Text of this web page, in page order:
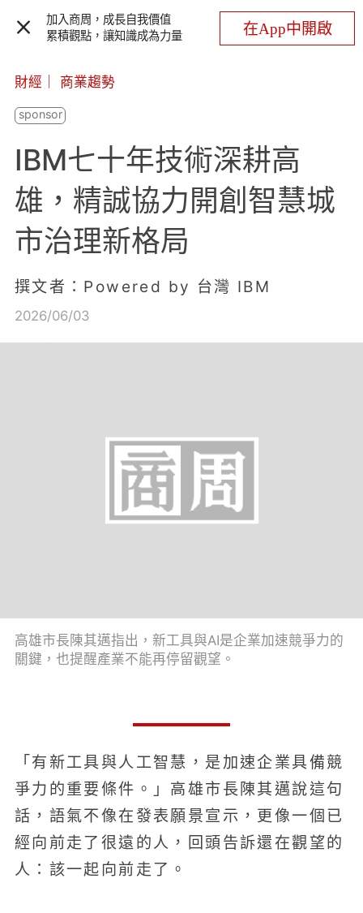
加入商周，成長自我價值
累積觀點，讓知識成為力量
在App中開啟
財經 商業趨勢
IBM七十年技術深耕高
雄，精誠協力開創智慧城
市治理新格局
撰文者：Powered by 台灣 IBM
2026/06/03
高雄市長陳其邁指出，新工具與AI是企業加速競爭力的
關鍵，也提醒產業不能再停留觀望。
「有新工具與人工智慧，是加速企業具備競
爭力的重要條件。」高雄市長陳其邁說這句
話，語氣不像在發表願景宣示，更像一個已
經向前走了很遠的人，回頭告訴還在觀望的
人：該一起向前走了。